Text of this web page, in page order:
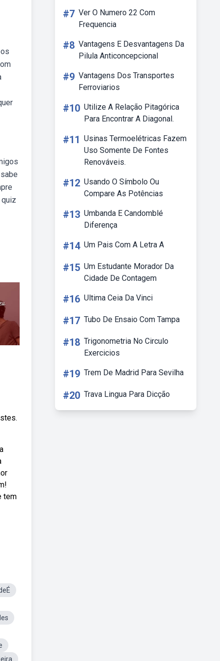
tem
#7 Ver O Numero 22 Com
Frequencia
#8 Vantagens E Desvantagens Da
Pilula Anticoncepcional
#9 Vantagens Dos Transportes
Ferroviarios
#10 Utilize A Relação Pitagórica
Para Encontrar A Diagonal.
#11 Usinas Termoelétricas Fazem
Uso Somente De Fontes
Renováveis.
#12 Usando O Símbolo Ou
Compare As Potências
#13 Umbanda E Candomblé
Diferença
#14 Um Pais Com A Letra A
#15 Um Estudante Morador Da
Cidade De Contagem
#16 Ultima Ceia Da Vinci
#17 Tubo De Ensaio Com Tampa
#18 Trigonometria No Circulo
Exercicios
#19 Trem De Madrid Para Sevilha
#20 Trava Lingua Para Dicção